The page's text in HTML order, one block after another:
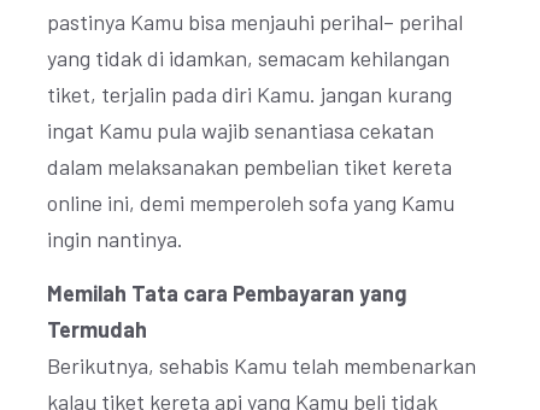
pastinya Kamu bisa menjauhi perihal– perihal
yang tidak di idamkan, semacam kehilangan
tiket, terjalin pada diri Kamu. jangan kurang
ingat Kamu pula wajib senantiasa cekatan
dalam melaksanakan pembelian tiket kereta
online ini, demi memperoleh sofa yang Kamu
ingin nantinya.
Memilah Tata cara Pembayaran yang
Termudah
Berikutnya, sehabis Kamu telah membenarkan
kalau tiket kereta api yang Kamu beli tidak